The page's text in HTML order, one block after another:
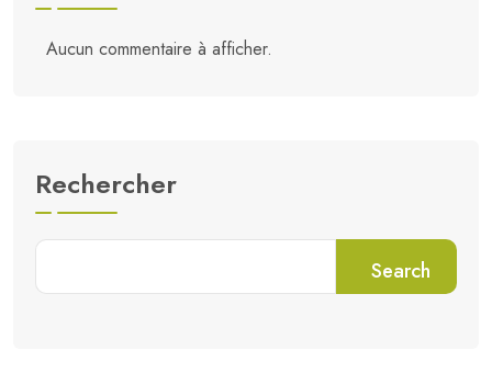
Aucun commentaire à afficher.
Rechercher
Search